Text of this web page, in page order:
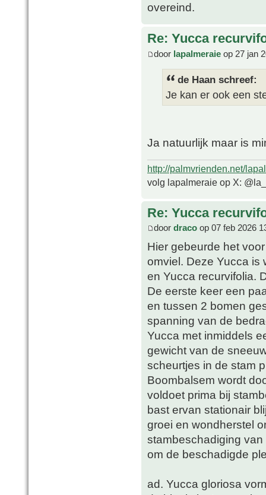
overeind.
Re: Yucca
door lapalmeraie op 27 jan
de Haan schreef:
Je kan er ook een
Ja natuurlijk maar is
http://palmvrienden.net/
volg lapalmeraie op X:
Re: Yucca
door draco op 07 feb 2026
Hier gebeurde het
omviel. Deze Yucca is
en Yucca recurvifolia.
De eerste keer een
en tussen 2 bomen
spanning van de
Yucca met inmiddels
gewicht van de
scheurtjes in de stam
Boombalsem wordt
voldoet prima bij
bast ervan stationair
groei en wondherstel
stambeschadiging
om de beschadigde
ad. Yucca gloriosa